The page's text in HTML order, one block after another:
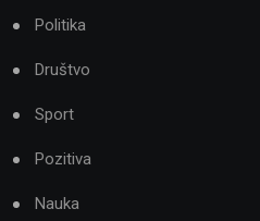
Politika
Društvo
Sport
Pozitiva
Nauka